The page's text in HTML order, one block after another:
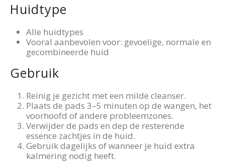
Huidtype
Alle huidtypes
Vooral aanbevolen voor: gevoelige, normale en
gecombineerde huid
Gebruik
Reinig je gezicht met een milde cleanser.
Plaats de pads 3–5 minuten op de wangen, het
voorhoofd of andere probleemzones.
Verwijder de pads en dep de resterende
essence zachtjes in de huid.
Gebruik dagelijks of wanneer je huid extra
kalmering nodig heeft.